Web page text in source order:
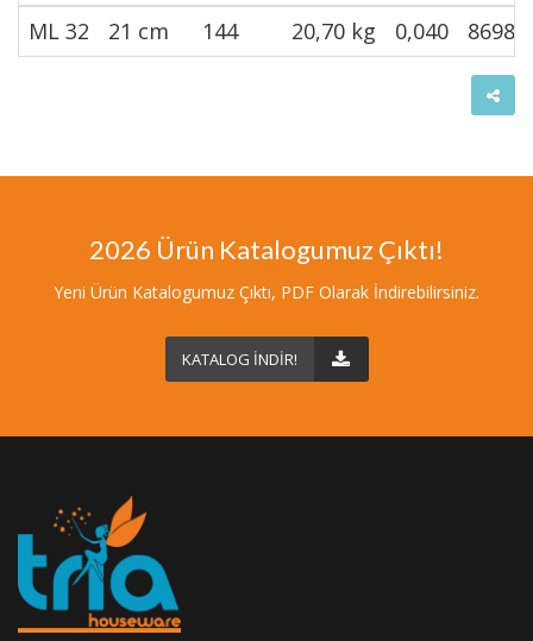
ML 32
21 cm 144 20,70 kg 0,040
2026 Ürün Katalogumuz Çıktı!
Yeni Ürün Katalogumuz Çıktı, PDF Olarak İndirebilirsiniz.
KATALOG İNDİR!